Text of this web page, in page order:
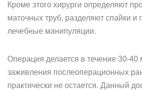
Кроме этого хирурги определяют
маточных труб, разделяют спайки и
лечебные манипуляции.
Операция делается в течение 30-40
заживления послеоперационных
практически не остается. Данный